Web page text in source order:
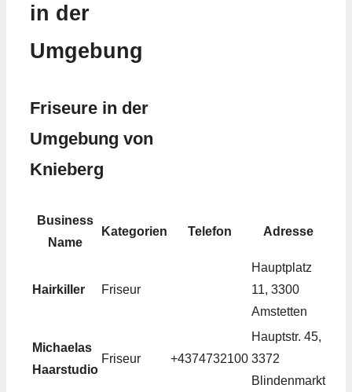
in der
Umgebung
Friseure in der
Umgebung von
Knieberg
Business
Name
Kategorien Telefon Adresse
Hairkiller Friseur
Hauptplatz
11, 3300
Amstetten
Michaelas
Haarstudio
Friseur +4374732100
Hauptstr. 45,
3372
Blindenmarkt